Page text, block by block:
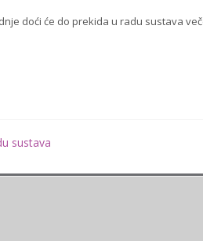
doći će do prekida u radu sustava
sustava